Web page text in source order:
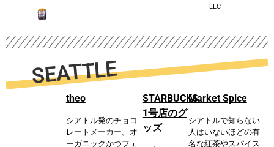
LLC
SEATTLE
theo
シアトル発のチョコ
レートメーカー。オ
ーガニックかつフェ
STARBUCKS
1号店のグ
ッズ
Market Spice
シアトルで知らない
⼈はいないほどの有
名な紅茶やスパイス